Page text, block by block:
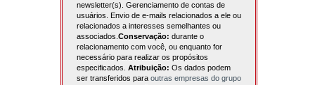
newsletter(s). Gerenciamento de contas de
usuários. Envio de e-mails relacionados a ele ou
relacionados a interesses semelhantes ou
associados. Conservação: durante o
relacionamento com você, ou enquanto for
necessário para realizar os propósitos
especificados. Atribuição: Os dados podem
ser transferidos para outras empresas do grupo